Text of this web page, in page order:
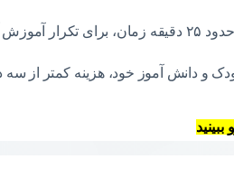
شود.
و دانش آموز خود، هزینه کمتر از